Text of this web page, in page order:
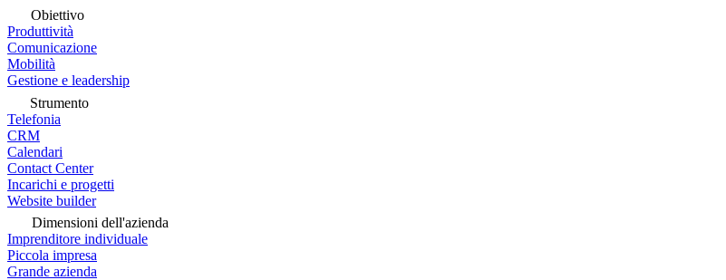
Obiettivo
Produttività
Comunicazione
Mobilità
Gestione e leadership
Strumento
Telefonia
CRM
Calendari
Contact Center
Incarichi e progetti
Website builder
Dimensioni dell'azienda
Imprenditore individuale
Piccola impresa
Grande azienda